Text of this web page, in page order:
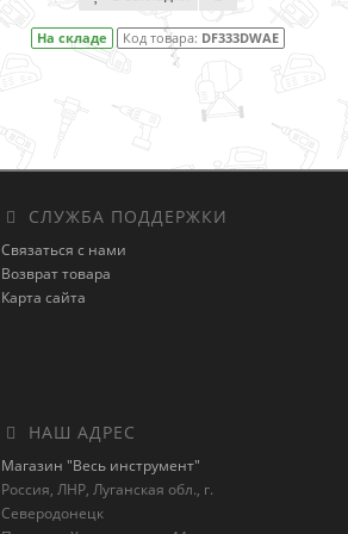
На складе Код товара: DF333DWAE
СЛУЖБА ПОДДЕРЖКИ
Связаться с нами
Возврат товара
Карта сайта
НАШ АДРЕС
Магазин "Весь инструмент"
Россия, ЛНР, Луганская обл., г.
Северодонецк